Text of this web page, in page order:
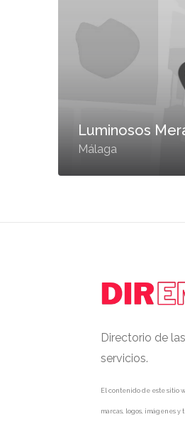
Luminosos
Málaga
Directorio de
servicios.
El contenido de este sitio
marcas, logos, imágenes